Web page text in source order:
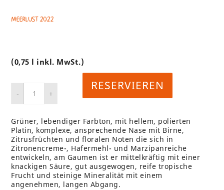
MEERLUST 2022
(0,75 l inkl. MwSt.)
RESERVIEREN
Grüner, lebendiger Farbton, mit hellem, polierten
Platin, komplexe, ansprechende Nase mit Birne,
Zitrusfrüchten und floralen Noten die sich in
Zitronencreme-, Hafermehl- und Marzipanreiche
entwickeln, am Gaumen ist er mittelkräftig mit einer
knackigen Säure, gut ausgewogen, reife tropische
Frucht und steinige Mineralität mit einem
angenehmen, langen Abgang.